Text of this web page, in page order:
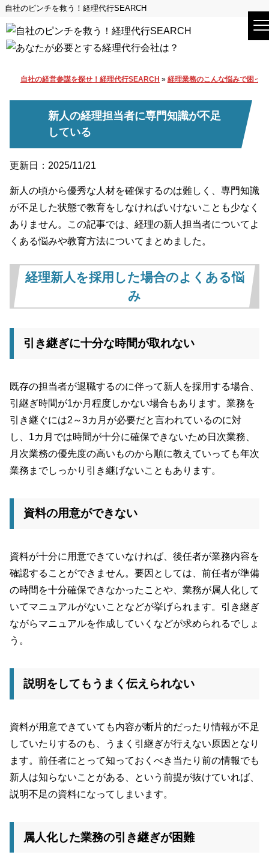
自社のピンチを救う！経理代行SEARCH
自社の経営参謀を探せ！経理代行SEARCH » 経理業務のこんな悩みで困っ
新人の経理担当者に専門知識が不足
している
更新日：2025/11/21
新人の頃から優秀な人材を確保するのは難しく、専門知識
が不足した状態で教育をしなければいけないことも少なく
ありません。この記事では、経理の新人担当者についてよ
くある悩みや教育方法についてまとめました。
経理新人を採用した場合のよくある悩
み
引き継ぎに十分な時間が取れない
既存の担当者が退職するのに伴って新人を採用する場合、
引継ぎ時間が1か月程度しかない場合もあります。業務を
引き継ぐには2～3カ月が必要だと言われているのに対
し、1カ月では時間が十分に確保できないため日次業務、
月次業務の優先度の高いものから順に教えていっても年次
業務までしっかり引き継げないこともあります。
資料の用意ができない
資料が十分に用意できていなければ、後任者が業務内容を
確認することができません。要因としては、前任者が準備
の時間を十分確保できなかったことや、業務が属人化して
いてマニュアルがないことなどが挙げられます。引き継ぎ
ながらマニュアルを作成していくなどが求められるでしょ
う。
説明をしてもうまく伝えられない
資料が用意できていても内容が断片的だったり情報が不足
していたりするのも、うまく引継ぎが行えない原因となり
ます。前任者にとって知っておくべき当たり前の情報でも
新人は知らないことがある、という前提が抜けていれば、
説明不足の資料になってしまいます。
属人化した業務の引き継ぎが困難